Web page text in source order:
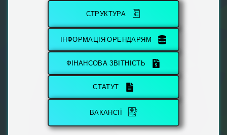
СТРУКТУРА
ІНФОРМАЦІЯ ОРЕНДАРЯМ
ФІНАНСОВА ЗВІТНІСТЬ
СТАТУТ
ВАКАНСІЇ